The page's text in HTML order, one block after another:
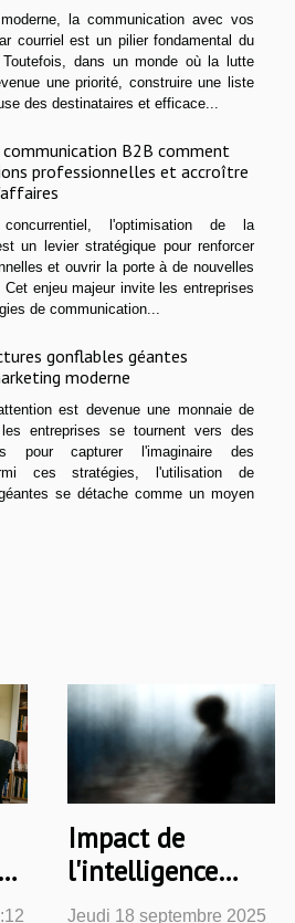
la communication avec vos
courriel est un pilier fondamental du
Toutefois, dans un monde où la lutte
une priorité, construire une liste
des destinataires et efficace...
B2B comment
professionnelles et accroître
l'optimisation de la
un levier stratégique pour renforcer
et ouvrir la porte à de nouvelles
enjeu majeur invite les entreprises
de communication...
gonflables géantes
moderne
est devenue une monnaie de
entreprises se tournent vers des
pour capturer l'imaginaire des
ces stratégies, l'utilisation de
se détache comme un moyen
Impact de
l'intelligence
artificielle sur la
Jeudi 18 septembre 2025